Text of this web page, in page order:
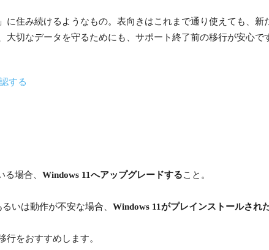
に住み続けるようなもの。表向きはこれまで通り使えても、
大切なデータを守るためにも、サポート終了前の移行が安心で
する
場合、 Windows 11へアップグレードすること。
いは動作が不安な場合、 Windows 11がプレインストールされ
をおすすめします。